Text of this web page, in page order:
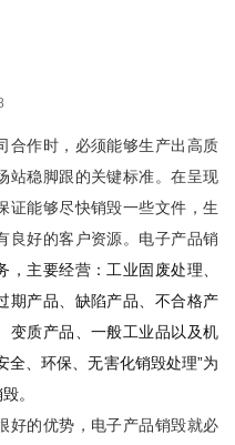
合作时，必须能够生产出高质
站稳脚跟的关键标准。在呈现
证能够尽快销毁一些文件，生
良好的客户资源。电子产品销
主要经营：工业固废处理、
期产品、缺陷产品、不合格产
变质产品、一般工业品以及机
全、环保、无害化销毁处理”为
。
好的优势，电子产品销毁就必